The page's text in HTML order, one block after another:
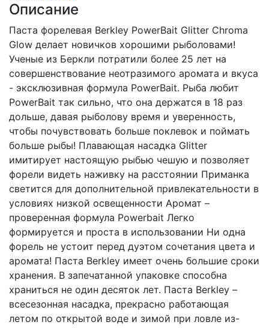
Описание
Паста форелевая Berkley PowerBait Glitter Chroma
Glow делает новичков хорошими рыболовами!
Ученые из Беркли потратили более 25 лет на
совершенствование неотразимого аромата и вкуса
- эксклюзивная формула PowerBait. Рыба любит
PowerBait так сильно, что она держатся в 18 раз
дольше, давая рыболову время и уверенность,
чтобы почувствовать больше поклевок и поймать
больше рыбы! Плавающая насадка Glitter
имитирует настоящую рыбью чешую и позволяет
форели видеть наживку на расстоянии Приманка
светится для дополнительной привлекательности в
условиях низкой освещенности Аромат –
проверенная формула Powerbait Легко
формируется и проста в использовании Ни одна
форель не устоит перед дуэтом сочетания цвета и
аромата! Паста Berkley имеет очень большие сроки
хранения. В запечатанной упаковке способна
храниться не один десяток лет. Паста Berkley –
всесезонная насадка, прекрасно работающая
летом по открытой воде и зимой при ловле из-